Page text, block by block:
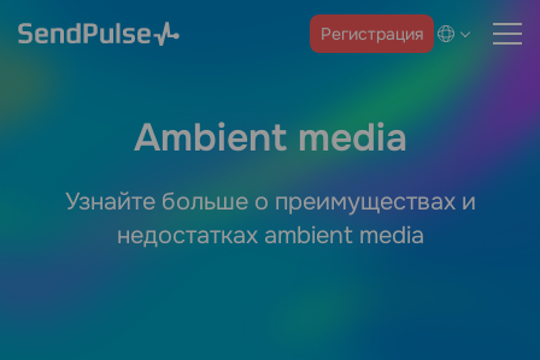
Регистрация
Ambient media
Узнайте больше о преимуществах и
недостатках ambient media